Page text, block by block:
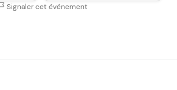
Signaler cet événement